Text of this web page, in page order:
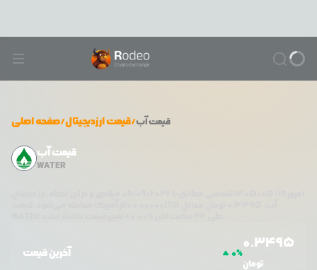
صفحه اصلی/قیمت ارزدیجیتال/ قیمتآب
قیمت آب
WATER
آخرین قیمت 0%
0.3495
تومان